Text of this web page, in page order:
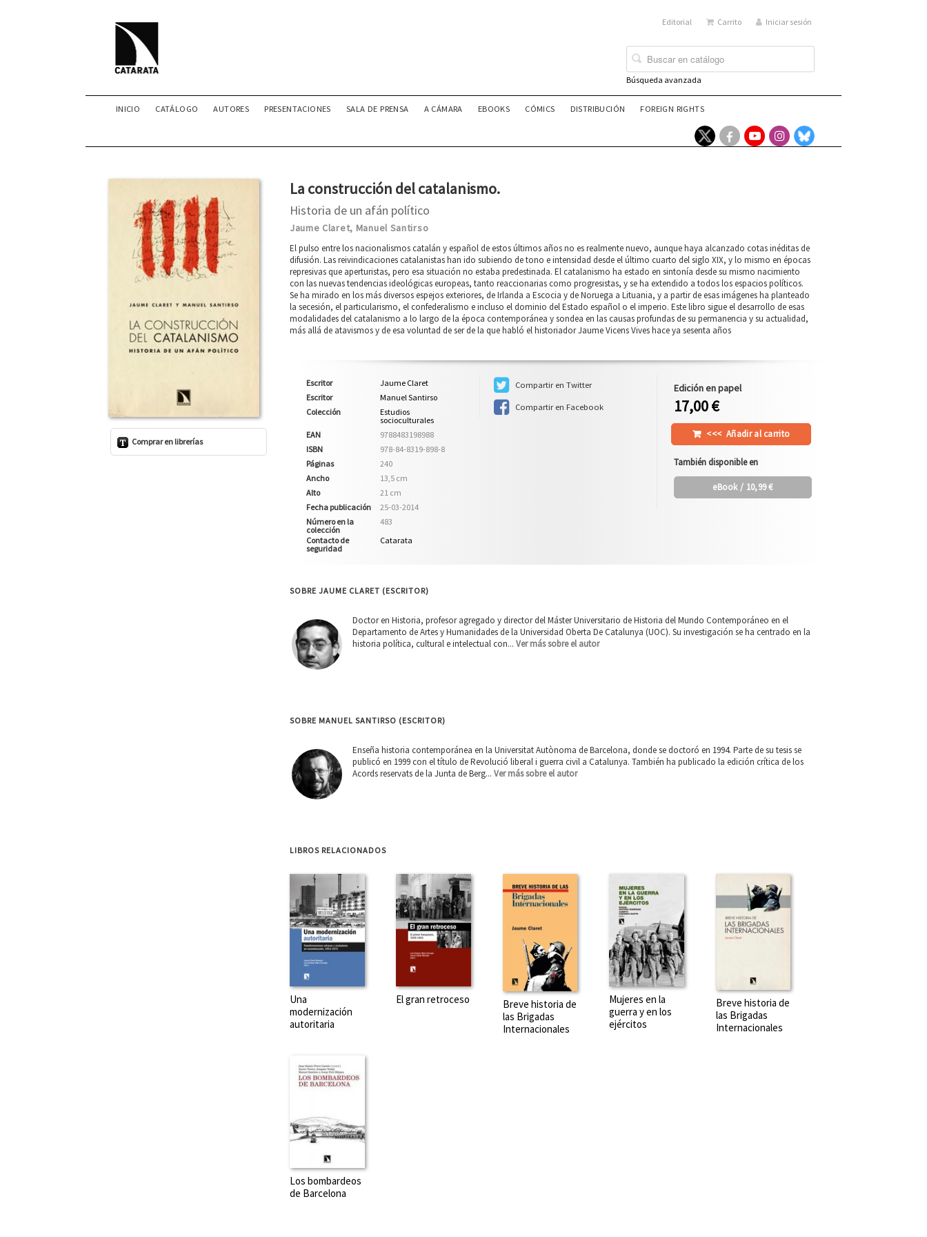
Editorial Carrito Iniciar sesión
Búsqueda avanzada
INICIO CATÁLOGO AUTORES PRESENTACIONES SALA DE PRENSA A CÁMARA EBOOKS CÓMICS DISTRIBUCIÓN FOREIGN RIGHTS
Comprar en librerías
La construcción del catalanismo.
Historia de un afán político
Jaume Claret, Manuel Santirso
El pulso entre los nacionalismos catalán y español de estos últimos años no es realmente nuevo, aunque haya alcanzado cotas inéditas de
difusión. Las reivindicaciones catalanistas han ido subiendo de tono e intensidad desde el último cuarto del siglo XIX, y lo mismo en épocas
represivas que aperturistas, pero esa situación no estaba predestinada. El catalanismo ha estado en sintonía desde su mismo nacimiento
con las nuevas tendencias ideológicas europeas, tanto reaccionarias como progresistas, y se ha extendido a todos los espacios políticos.
Se ha mirado en los más diversos espejos exteriores, de Irlanda a Escocia y de Noruega a Lituania, y a partir de esas imágenes ha planteado
la secesión, el particularismo, el confederalismo e incluso el dominio del Estado español o el imperio. Este libro sigue el desarrollo de esas
modalidades del catalanismo a lo largo de la época contemporánea y sondea en las causas profundas de su permanencia y su actualidad,
más allá de atavismos y de esa voluntad de ser de la que habló el historiador Jaume Vicens Vives hace ya sesenta años
Escritor
Jaume Claret
Escritor
Manuel Santirso
Colección
Estudios
socioculturales
EAN
9788483198988
ISBN
978-84-8319-898-8
Páginas
240
Ancho
13,5 cm
Alto
21 cm
Fecha publicación
25-03-2014
Número en la
colección
483
Contacto de
seguridad
Catarata
Compartir en Twitter
Compartir en Facebook
Edición en papel
17,00 €
<<< Añadir al carrito
También disponible en
eBook/ 10,99 €
SOBRE JAUME CLARET (ESCRITOR)
Doctor en Historia, profesor agregado y director del Máster Universitario de Historia del Mundo Contemporáneo en el
Departamento de Artes y Humanidades de la Universidad Oberta De Catalunya (UOC). Su investigación se ha centrado en la
historia política, cultural e intelectual con... Ver más sobre el autor
SOBRE MANUEL SANTIRSO (ESCRITOR)
Enseña historia contemporánea en la Universitat Autònoma de Barcelona, donde se doctoró en 1994. Parte de su tesis se
publicó en 1999 con el título de Revolució liberal i guerra civil a Catalunya. También ha publicado la edición crítica de los
Acords reservats de la Junta de Berg... Ver más sobre el autor
LIBROS RELACIONADOS
Una
modernización
autoritaria
El gran retroceso
Breve historia de
las Brigadas
Internacionales
Mujeres en la
guerra y en los
ejércitos
Breve historia de
las Brigadas
Internacionales
Los bombardeos
de Barcelona